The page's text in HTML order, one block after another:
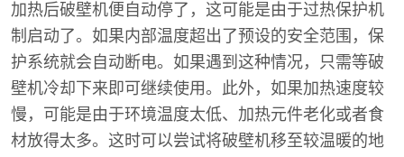
加热后破壁机便自动停了，这可能是由于过热保护机
制启动了。如果内部温度超出了预设的安全范围，保
护系统就会自动断电。如果遇到这种情况，只需等破
壁机冷却下来即可继续使用。此外，如果加热速度较
慢，可能是由于环境温度太低、加热元件老化或者食
材放得太多。这时可以尝试将破壁机移至较温暖的地